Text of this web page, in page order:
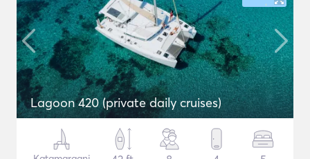
Lagoon 420 (private daily cruises)